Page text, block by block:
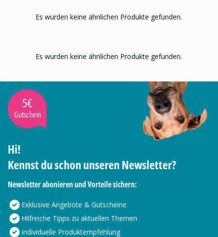
Es wurden keine ähnlichen Produkte gefunden.
Es wurden keine ähnlichen Produkte gefunden.
5€
Gutschein
Hi!
Kennst du schon unseren Newsletter?
Newsletter abonieren und Vorteile sichern:
Exklusive Angebote & Gutscheine
Hilfreiche Tipps zu aktuellen Themen
Individuelle Produktempfehlung